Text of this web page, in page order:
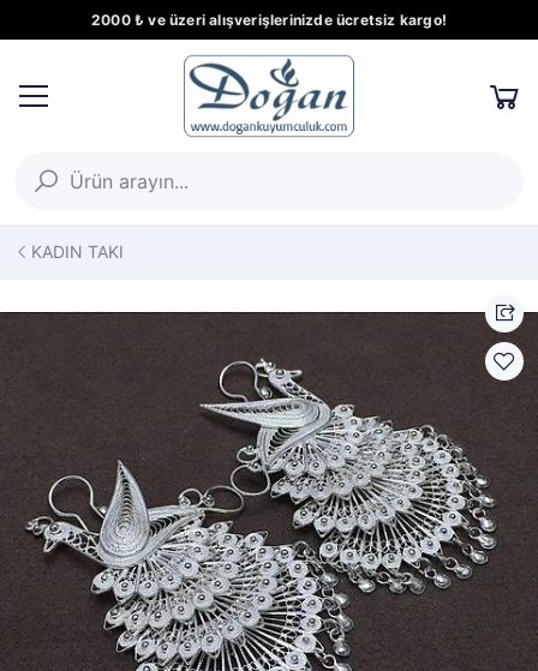
2000 ₺ ve üzeri alışverişlerinizde ücretsiz kargo!
KADIN TAKI